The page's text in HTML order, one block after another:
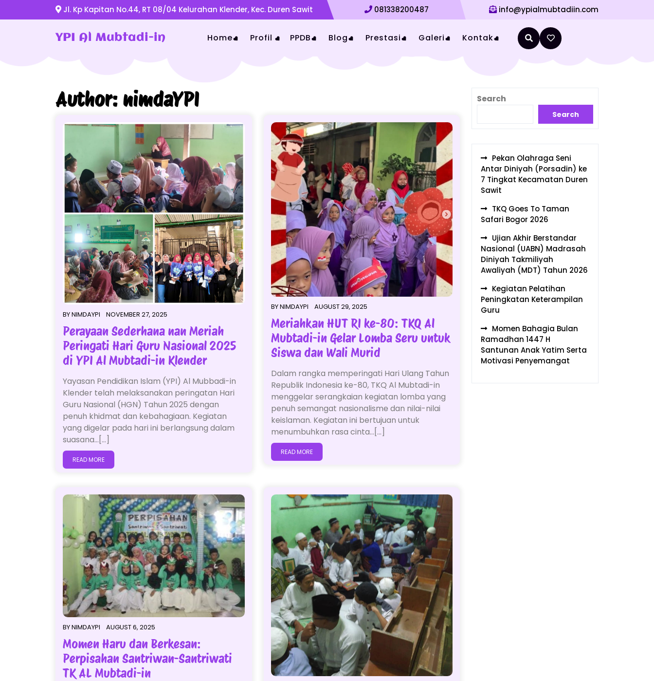
Jl. Kp Kapitan No.44, RT 08/04 Kelurahan Klender, Kec. Duren Sawit 081338200487 info@ypialmubtadiin.com
YPI Al Mubtadi-in Home Profil PPDB Blog Prestasi Galeri Kontak
Author: nimdaYPI
BYNIMDAYPI NOVEMBER 27, 2025
Perayaan Sederhana nan Meriah
Peringati Hari Guru Nasional 2025
di YPI Al Mubtadi-in Klender
Yayasan Pendidikan Islam (YPI) Al Mubbadi-in
Klender telah melaksanakan peringatan Hari
Guru Nasional (HGN) Tahun 2025 dengan
penuh khidmat dan kebahagiaan. Kegiatan
yang digelar pada hari ini berlangsung dalam
suasana…[...]
READ MORE
BYNIMDAYPI AUGUST 29, 2025
Meriahkan HUT RI ke-80: TKQ Al
Mubtadi-in Gelar Lomba Seru untuk
Siswa dan Wali Murid
Dalam rangka memperingati Hari Ulang Tahun
Republik Indonesia ke-80, TKQ Al Mubtadi-in
menggelar serangkaian kegiatan lomba yang
penuh semangat nasionalisme dan nilai-nilai
keislaman. Kegiatan ini bertujuan untuk
menumbuhkan rasa cinta…[...]
READ MORE
BYNIMDAYPI AUGUST 6, 2025
Momen Haru dan Berkesan:
Perpisahan Santriwan-Santriwati
TK AL Mubtadi-in
Search
Search
Pekan Olahraga Seni
Antar Diniyah (Porsadin) ke
7 Tingkat Kecamatan Duren
Sawit
TKQ Goes To Taman
Safari Bogor 2026
Ujian Akhir Berstandar
Nasional (UABN) Madrasah
Diniyah Takmiliyah
Awaliyah (MDT) Tahun 2026
Kegiatan Pelatihan
Peningkatan Keterampilan
Guru
Momen Bahagia Bulan
Ramadhan 1447 H
Santunan Anak Yatim Serta
Motivasi Penyemangat